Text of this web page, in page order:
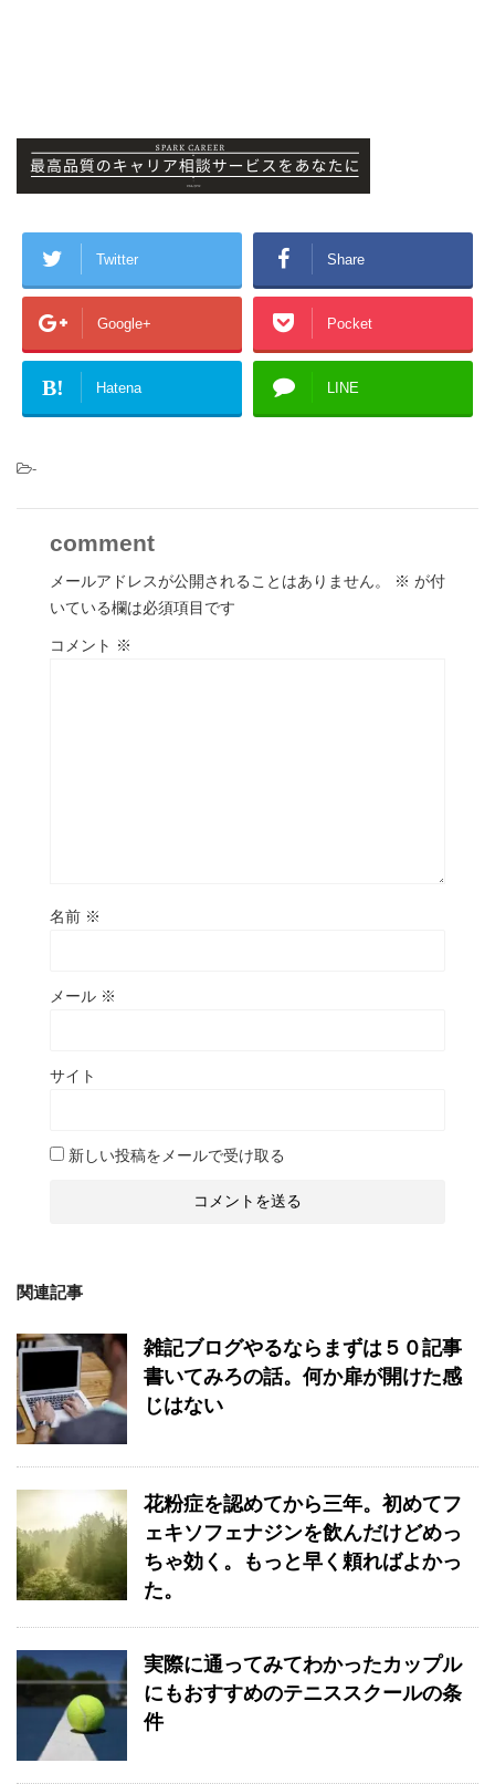
Twitter Share
Google+ Pocket
B! Hatena LINE
-
comment
メールアドレスが公開されることはありません。 ※ が付
いている欄は必須項目です
コメント ※
名前 ※
メール ※
サイト
新しい投稿をメールで受け取る
関連記事
雑記ブログやるならまずは５０記事
書いてみろの話。何か扉が開けた感
じはない
花粉症を認めてから三年。初めてフ
ェキソフェナジンを飲んだけどめっ
ちゃ効く。もっと早く頼ればよかっ
た。
実際に通ってみてわかったカップル
にもおすすめのテニススクールの条
件